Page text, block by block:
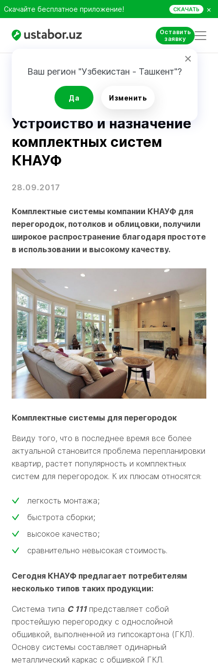
Скачайте бесплатное приложение! СКАЧАТЬ ×
Оставить
заявку
Ваш регион "Узбекистан - Ташкент"?
Да Изменить
Ремонт и строительство
Устройство и назначение
комплектных систем
КНАУФ
28.09.2017
Комплектные системы компании КНАУФ для
перегородок, потолков и облицовки, получили
широкое распространение благодаря простоте
в использовании и высокому качеству.
Комплектные системы для перегородок
Ввиду того, что в последнее время все более
актуальной становится проблема перепланировки
квартир, растет популярность и комплектных
систем для перегородок. К их плюсам относятся:
легкость монтажа;
быстрота сборки;
высокое качество;
сравнительно невысокая стоимость.
Сегодня КНАУФ предлагает потребителям
несколько типов таких продукции:
Система типа С 111представляет собой
простейшую перегородку с однослойной
обшивкой, выполненной из гипсокартона (ГКЛ).
Основу системы составляет одинарный
металлический каркас с обшивкой ГКЛ.